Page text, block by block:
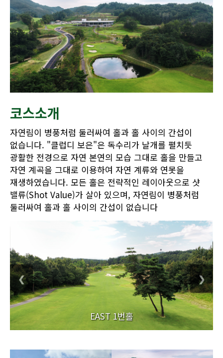
코스소개
자연림이 병풍처럼 둘러싸여 홀과 홀 사이의 간섭이
없습니다. "클럽디 보은"은 독수리가 날개를 펼치듯
광활한 전경으로 자연 본연의 모습 그대로 홀을 만들고
자연 계곡을 그대로 이용하여 자연 계류와 연못을
재생하였습니다. 모든 홀은 전략적인 레이아웃으로 샷
밸류(Shot Value)가 살아 있으며, 자연림이 병풍처럼
둘러싸여 홀과 홀 사이의 간섭이 없습니다
EAST 1번홀
❮ ❯